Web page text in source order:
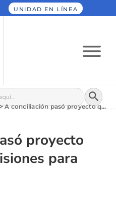
UNIDAD EN LÍNEA
Botón
A conciliación pasó proyecto que asigna comisiones para curules de paz
proyecto
para